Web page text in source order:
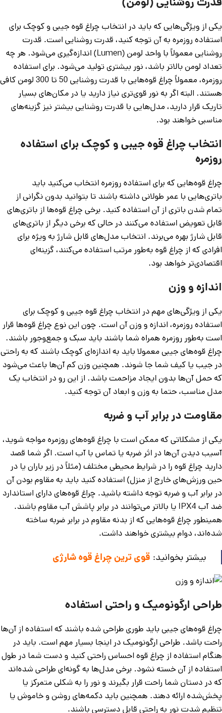
یکی از ویژگی‌هایی که باید در انتخاب چراغ قوه جیبی و کوچک برای
استفاده روزمره به آن توجه کنید، قدرت روشنایی است. قدرت
روشنایی معمولاً با واحد لومن (Lumen) اندازه‌گیری می‌شود. هر چه
تعداد لومن بالاتر باشد، نور بیشتری تولید می‌شود. برای استفاده
روزمره، معمولاً چراغ قوه‌هایی با قدرت روشنایی 50 تا 300 لومن کافی
هستند. البته اگر به نور قوی‌تری نیاز دارید یا در مکان‌های بسیار
تاریک قرار دارید، مدل‌هایی با قدرت روشنایی بیشتر نیز گزینه‌های
مناسبی خواهند بود.
انتخاب چراغ قوه جیبی و کوچک برای استفاده
روزمره
چراغ قوه‌هایی که برای استفاده روزمره انتخاب می‌کنید باید
باتری‌هایی با عمر طولانی داشته باشند تا بتوانید بدون نگرانی از
تمام شدن باتری از آن استفاده کنید. برخی چراغ قوه‌ها از باتری‌های
قابل تعویض استفاده می‌کنند در حالی که برخی دیگر از باتری‌های
قابل شارژ بهره می‌برند. انتخاب مدل‌های قابل شارژ به ویژه برای
افرادی که از چراغ قوه به‌طور مرتب استفاده می‌کنند، گزینه‌ای
اقتصادی‌تر خواهد بود.
اندازه و وزن
یکی از ویژگی‌های مهم در انتخاب چراغ قوه جیبی و کوچک برای
استفاده روزمره، اندازه و وزن آن است. چون این نوع چراغ قوه‌ها قرار
است به‌طور روزمره همراه شما باشند باید سبک و جمع‌وجور باشند.
چراغ قوه‌های جیبی معمولا باید به اندازه‌ای کوچک باشند که به راحتی
در جیب یا کیف شما جا شوند. همچنین وزن کم آن‌ها باعث می‌شود
که حمل آن‌ها بدون ایجاد مزاحمت باشد. از این رو در انتخاب یک
مدل مناسب، حتما به وزن و ابعاد آن توجه کنید.
مقاومت در برابر آب و ضربه
یکی از مشکلاتی که ممکن است با چراغ قوه‌های روزمره مواجه شوید،
آسیب دیدن آن‌ها در اثر ضربه یا تماس با آب است. اگر شما قصد
دارید چراغ قوه را در شرایط محیطی مختلف (مثلاً در زیر باران یا در
حین ورزش‌های خارج از منزل) استفاده کنید باید به مقاوم بودن آن
در برابر آب و ضربه توجه داشته باشید. چراغ قوه‌های دارای استاندارد
ضد آب IPX4 یا بالاتر می‌توانند در برابر پاشش آب مقاوم باشند.
همینطور چراغ قوه‌هایی که از بدنه مقاوم در برابر ضربه ساخته
شده‌اند، دوام بیشتری خواهند داشت.
بیشتر بخوانید: قوی ترین چراغ قوه شارژی
طراحی ارگونومیک و راحتی استفاده
چراغ قوه‌های جیبی باید طوری طراحی شده باشند که استفاده از آن‌ها
راحت باشد. طراحی ارگونومیک در اینجا بسیار مهم است. باید در
هنگام استفاده از چراغ قوه احساس راحتی کنید و دست شما در طول
استفاده از آن خسته نشود. برخی مدل‌ها به گونه‌ای طراحی شده‌اند
که در دستان شما راحت قرار بگیرند و نور را به شکلی متمرکز یا
پخش‌شده ارائه دهند. همچنین باید دکمه‌های روشن و خاموش یا
تنظیم شدت نور به راحتی قابل دسترسی باشند.